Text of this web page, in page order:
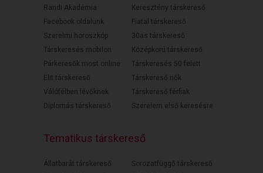
Randi Akadémia
Facebook oldalunk
Szerelmi horoszkóp
Társkeresés mobilon
Párkeresők most online
Elit társkereső
Válófélben lévőknek
Diplomás társkereső
Keresztény társkereső
Fiatal társkereső
30as társkereső
Középkorú társkereső
Társkeresés 50 felett
Társkereső nők
Társkereső férfiak
Szerelem első keresésre
Tematikus társkereső
Állatbarát társkereső
Sorozatfüggő társkereső